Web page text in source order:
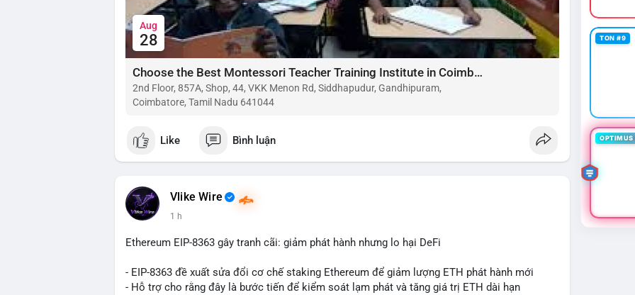
Aug
28
Choose the Best Montessori Teacher Training Institute in Coimbatore for a Rewarding Career
2nd Floor, 857A, Shop, 44, VKK Menon Rd, Siddhapudur, Gandhipuram,
Coimbatore, Tamil Nadu 641044
Like Bình luận
Vlike Wire
1 h
Ethereum EIP-8363 gây tranh cãi: giảm phát hành nhưng lo hại DeFi
- EIP-8363 đề xuất sửa đổi cơ chế staking Ethereum để giảm lượng ETH phát hành mới
- Hỗ trợ cho rằng đây là bước tiến để kiểm soát lạm phát và tăng giá trị ETH dài hạn
TON #9
OPTIMUS